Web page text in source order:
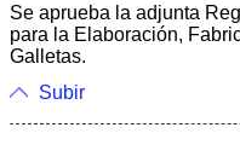
Se aprueba la adjunta
para la Elaboración,
Galletas.
Subir